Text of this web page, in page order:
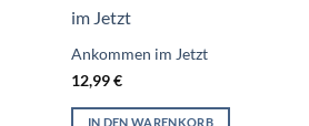
Ankommen im Jetzt
12,99€
IN DEN WARENKORB